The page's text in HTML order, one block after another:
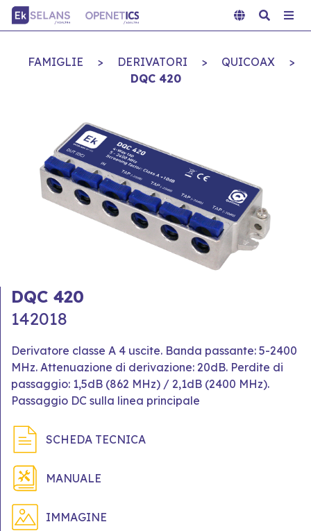
FAMIGLIE > DERIVATORI > QUICOAX
>
DQC 420
DQC 420
142018
Derivatore classe A 4 uscite. Banda passante: 5-2400
MHz. Attenuazione di derivazione: 20dB. Perdite di
passaggio: 1,5dB (862 MHz) / 2,1dB (2400 MHz).
Passaggio DC sulla linea principale
SCHEDA TECNICA
MANUALE
IMMAGINE